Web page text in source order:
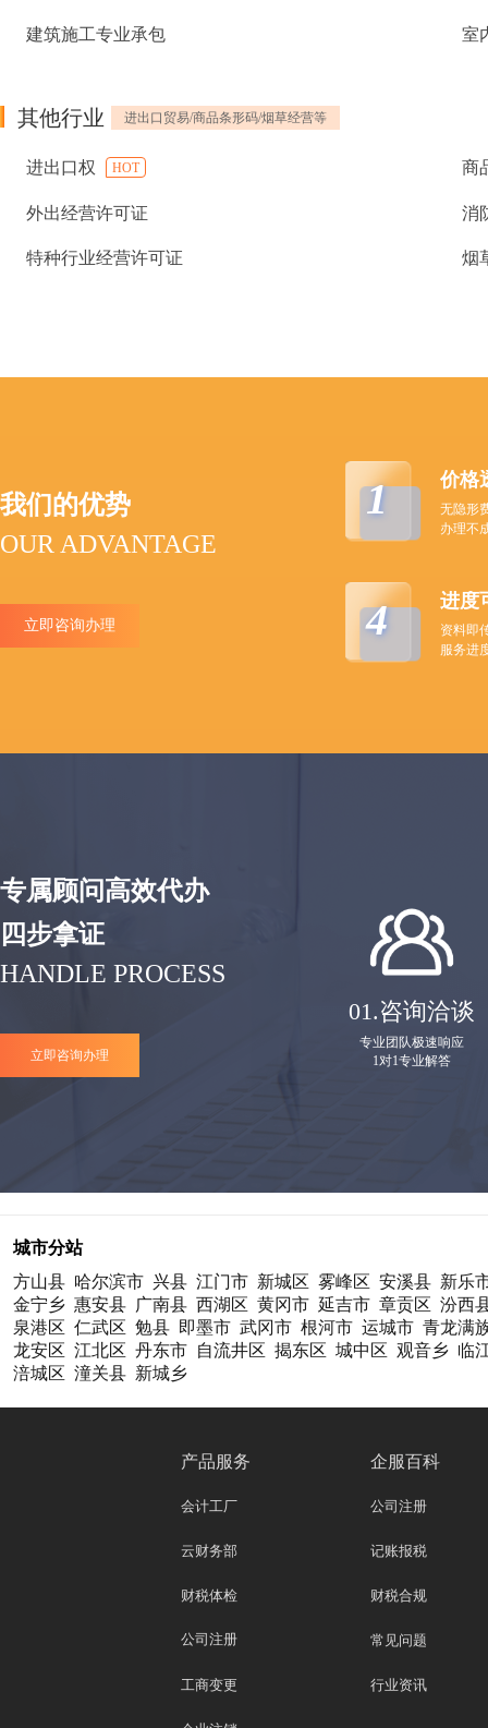
建筑施工专业承包 室
其他行业 进出口贸易/商品条形码/烟草经营等
进出口权 HOT 商
外出经营许可证 消
特种行业经营许可证 烟
我们的优势
OUR ADVANTAGE
立即咨询办理
1 价格
无隐形
办理不
4 进度
资料即
服务进
专属顾问高效代办
四步拿证
HANDLE PROCESS
立即咨询办理
01.咨询洽谈
专业团队极速响应
1对1专业解答
城市分站
方山县 哈尔滨市 兴县 江门市 新城区 雾峰区 安溪县 新乐
金宁乡 惠安县 广南县 西湖区 黄冈市 延吉市 章贡区 汾西
泉港区 仁武区 勉县 即墨市 武冈市 根河市 运城市 青龙满
龙安区 江北区 丹东市 自流井区 揭东区 城中区 观音乡 临
涪城区 潼关县 新城乡
产品服务
会计工厂
云财务部
财税体检
公司注册
工商变更
企服百科
公司注册
记账报税
财税合规
常见问题
行业资讯